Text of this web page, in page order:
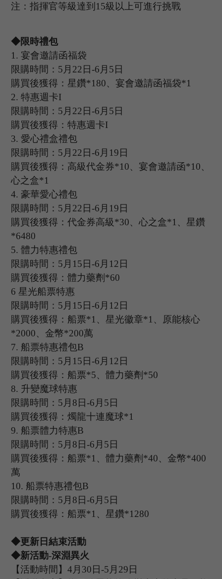
注：指揮官等級達到 15級以上可進行挑戰
◆限時禮包
1 . 宴會邀請函福袋
限購時間： 5 月 22 日-6 月 5日
購買後獲得：星鑽*180、宴會邀請函福袋*1
2. 特惠週卡I
限購時間： 5 月 22 日-6 月 5日
購買後獲得：特惠週卡I
3. 愛心禮盒禮包
限購時間： 5 月 22 日-6 月 19日
購買後獲得：高級代金券*10、宴會邀請函*10、
心之盒*1
4. 豪華愛心禮包
限購時間： 5 月 22 日-6 月 19日
購買後獲得：代金券高級*30、心之盒*1、星鑽
*6480
5. 體力特惠禮包
限購時間： 5 月 15日-6 月 12 日
購買後獲得：體力藥劑 *60
6 星光船票特惠
限購時間： 5 月 15日-6 月 12 日
購買後獲得：船票*1、星光徽章*1、原能核心
*2000、金幣*200萬
7. 船票特惠禮包B
限購時間： 5 月 15日-6 月 12 日
購買後獲得：船票*5、體力藥劑*50
8. 升變魔球特惠
限購時間： 5 月 8日-6 月 5日
購買後獲得：燭龍十連魔球*1
9. 船票體力特惠B
限購時間： 5 月 8日-6 月 5日
購買後獲得：船票*1、體力藥劑*40、金幣*400
萬
10. 船票特惠禮包B
限購時間： 5 月 8日-6 月 5日
購買後獲得：船票*1、星鑽*1280
◆更新日結束活動
◆新活動-深淵異火
【活動時間】4 月 30日-5 月 29日